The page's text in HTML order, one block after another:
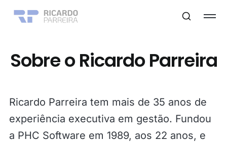
Sobre o Ricardo Parreira
Ricardo Parreira tem mais de 35 anos de
experiência executiva em gestão. Fundou
a PHC Software em 1989, aos 22 anos, e